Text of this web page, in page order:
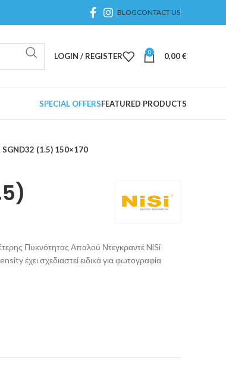
BLOGCONTACT US
LOGIN / REGISTER 0 0,00€
SPECIAL OFFERSFEATURED PRODUCTS
SGND32 (1.5) 150×170
Πυκνότητας Απαλού Ντεγκραντέ NiSi
έχει σχεδιαστεί ειδικά για φωτογραφία